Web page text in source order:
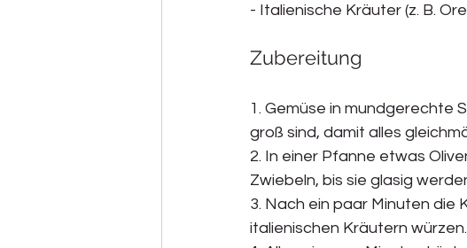
- Italienische Kräuter (z. B.
Zubereitung
1. Gemüse in mundgerechte
groß sind, damit alles
2. In einer Pfanne etwas
Zwiebeln, bis sie glasig
3. Nach ein paar Minuten die
italienischen Kräutern würzen.